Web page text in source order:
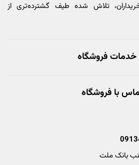
تلاش شده طیف گشترده‌تری از
خدمات فروشگاه
با فروشگاه
بانک ملت